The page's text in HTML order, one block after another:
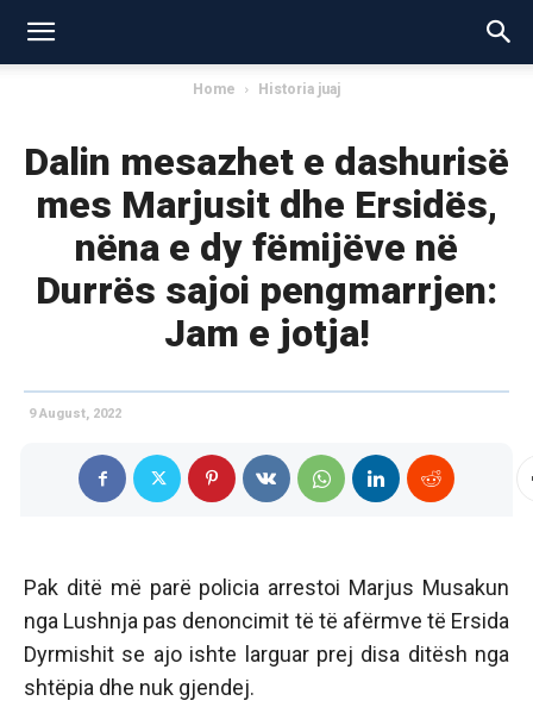
Home Historia juaj
Dalin mesazhet e dashurisë
mes Marjusit dhe Ersidës,
nëna e dy fëmijëve në
Durrës sajoi pengmarrjen:
Jam e jotja!
9 August, 2022
Pak ditë më parë policia arrestoi Marjus Musakun
nga Lushnja pas denoncimit të të afërmve të Ersida
Dyrmishit se ajo ishte larguar prej disa ditësh nga
shtëpia dhe nuk gjendej.